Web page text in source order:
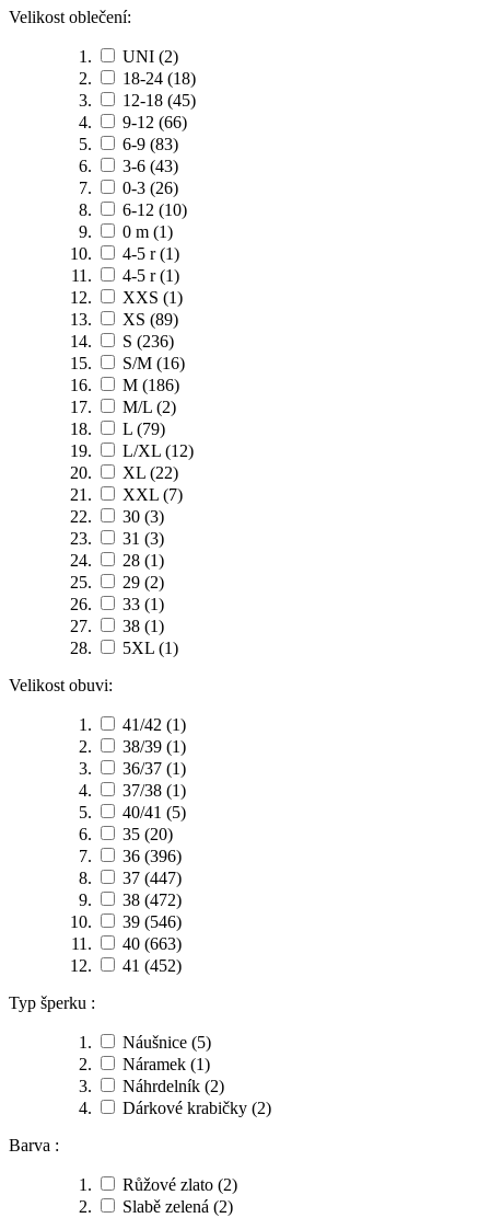
Velikost oblečení:
UNI (2)
18-24 (18)
12-18 (45)
9-12 (66)
6-9 (83)
3-6 (43)
0-3 (26)
6-12 (10)
0 m (1)
4-5 r(1)
4-5 r(1)
XXS (1)
XS (89)
S (236)
S/M (16)
M (186)
M/L (2)
L (79)
L/XL (12)
XL (22)
XXL (7)
30 (3)
31 (3)
28 (1)
29 (2)
33 (1)
38 (1)
5XL (1)
Velikost obuvi:
41/42 (1)
38/39 (1)
36/37 (1)
37/38 (1)
40/41 (5)
35 (20)
36 (396)
37 (447)
38 (472)
39 (546)
40 (663)
41 (452)
Typ šperku :
Náušnice (5)
Náramek (1)
Náhrdelník (2)
Dárkové krabičky (2)
Barva :
Růžové zlato (2)
Slabě zelená (2)